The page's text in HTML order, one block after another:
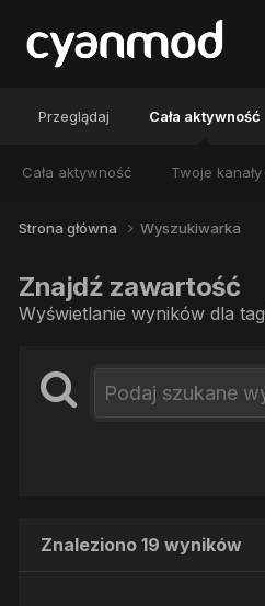
Przeglądaj Cała aktywność
Cała aktywność Twoje
Strona główna Wyszukiwarka
Znajdź zawartość
Wyświetlanie wyników dla
Znaleziono 19 wyników